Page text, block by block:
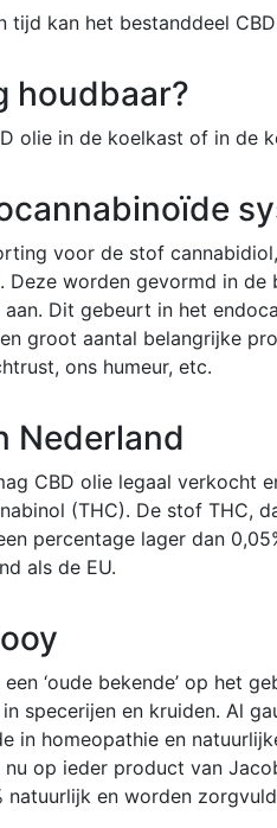
tijd kan het bestanddeel
houdbaar?
olie in de koelkast of in de
voor de stof
Deze worden gevormd in
aan. Dit gebeurt in het
groot aantal belangrijke
ons humeur, etc.
Nederland
CBD olie legaal verkocht
(THC). De stof THC,
percentage lager dan
als de EU.
‘oude bekende’ op het
specerijen en kruiden. Al
in homeopathie en
op ieder product van
natuurlijk en worden